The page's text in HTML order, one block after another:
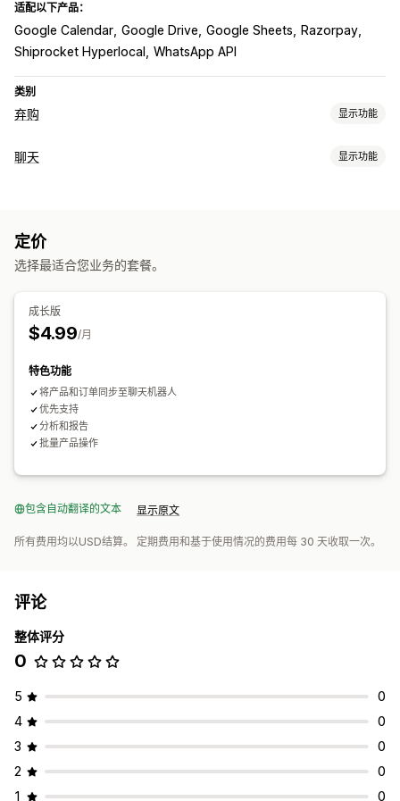
适配以下产品：
Google Calendar Google Drive Google Sheets
Razorpay
Shiprocket Hyperlocal
WhatsApp API
类别
弃购 显示功能
弃购恢复
模板
聊天 显示功能
自定义
定价
选择最适合您业务的套餐。
成长版
$4.99/月
特色功能
将产品和订单同步至聊天机器人
优先支持
分析和报告
批量产品操作
包含自动翻译的文本 显示原文
所有费用均以USD结算。 定期费用和基于使用情况的费用每 30 天收取一次。
评论
整体评分
0
5
0
4
0
3
0
2
0
1
0